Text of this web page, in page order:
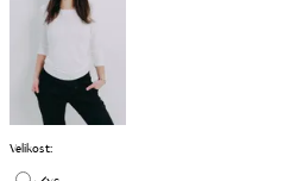
Velikost: